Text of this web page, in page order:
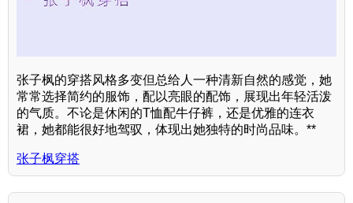
张子枫的穿搭风格多变但总给人一种清新自然的感觉，她
常常选择简约的服饰，配以亮眼的配饰，展现出年轻活泼
的气质。不论是休闲的T恤配牛仔裤，还是优雅的连衣
裙，她都能很好地驾驭，体现出她独特的时尚品味。**
张子枫穿搭